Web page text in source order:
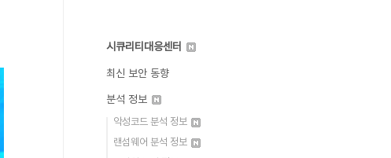
시큐리티대응센터
최신 보안 동향
분석 정보
악성코드 분석 정보
랜섬웨어 분석 정보